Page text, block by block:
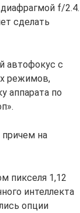
f/2.4.
сделать
автофокус с
режимов,
аппарата по
на
пикселя 1,12
интеллекта
опции